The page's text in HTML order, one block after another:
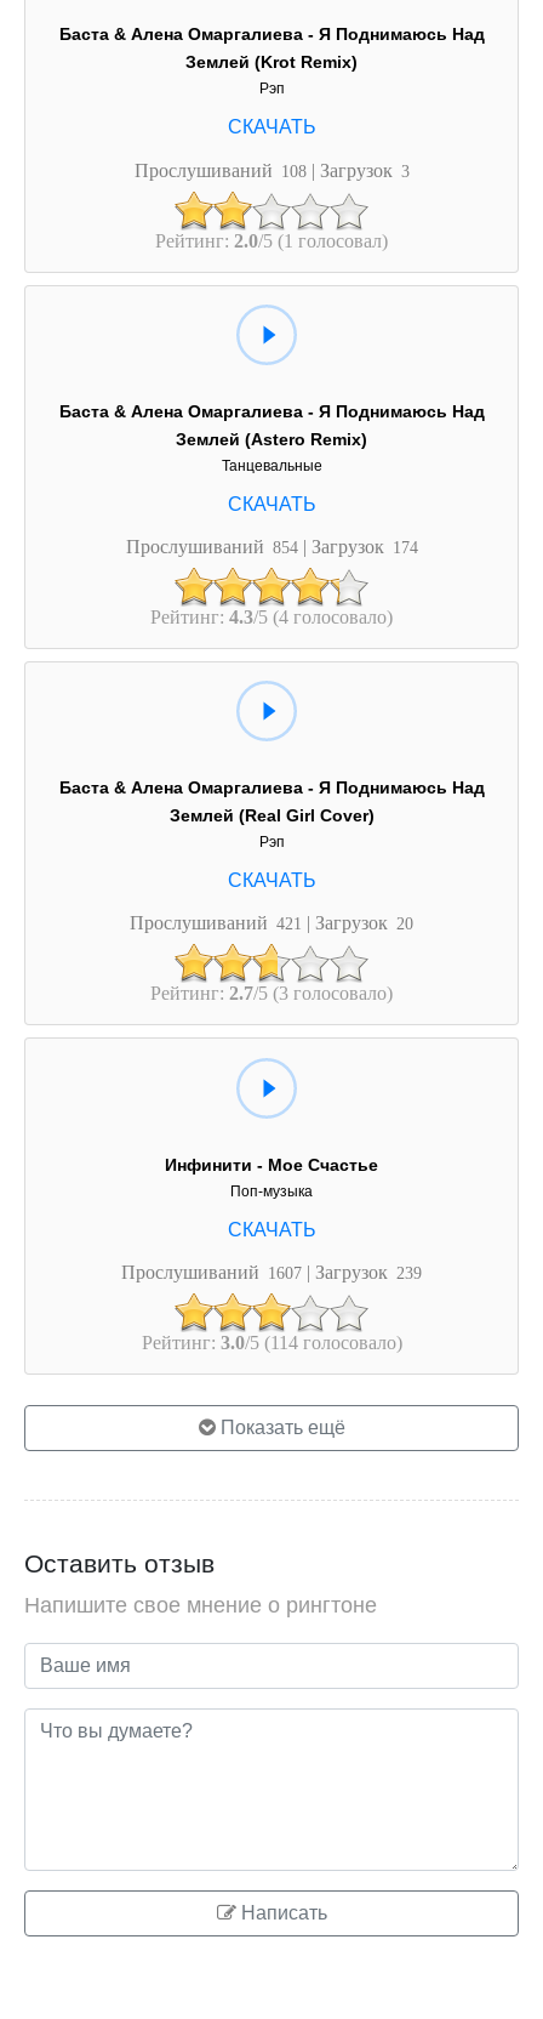
Баста & Алена Омаргалиева - Я Поднимаюсь Над
Землей (Krot Remix)
Рэп
Прослушиваний 108 | Загрузок 3
Рейтинг: 2.0/5 (1 голосовал)
Баста & Алена Омаргалиева - Я Поднимаюсь Над
Землей (Astero Remix)
Танцевальные
Прослушиваний 854 | Загрузок 174
Рейтинг: 4.3/5 (4 голосовало)
Баста & Алена Омаргалиева - Я Поднимаюсь Над
Землей (Real Girl Cover)
Рэп
Прослушиваний 421 | Загрузок 20
Рейтинг: 2.7/5 (3 голосовало)
Инфинити - Мое Счастье
Поп-музыка
Прослушиваний 1607 | Загрузок 239
Рейтинг: 3.0/5 (114 голосовало)
Показать ещё
Оставить отзыв
Напишите свое мнение о рингтоне
Написать